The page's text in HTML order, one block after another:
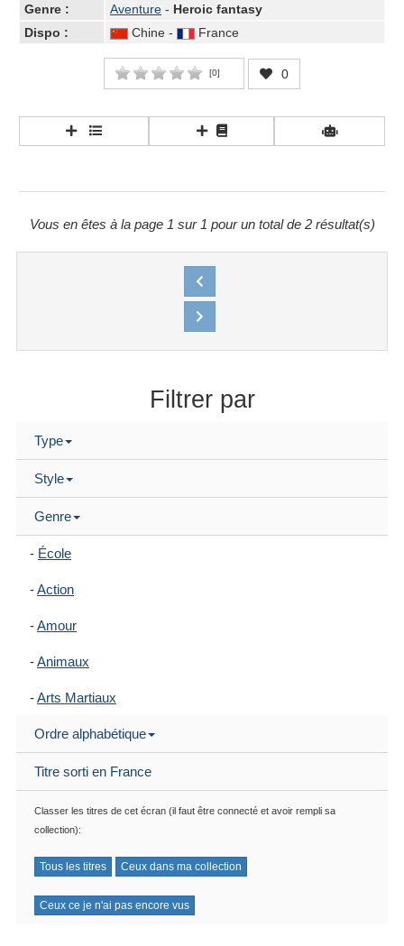
Genre :
Aventure - Heroic fantasy
Dispo :
Chine - France
[0] 0
Vous en êtes à la page 1 sur 1 pour un total de 2 résultat(s)
Filtrer par
Type
Style
Genre
- École
-Action
-Amour
-Animaux
-Arts Martiaux
-Aventure
-Comédie
-Contes
-Ecchi
-Enfants
Ordre alphabétique
Titre sorti en France
Classer les titres de cet écran (il faut être connecté et avoir rempli sa
collection):
Tous les titres Ceux dans ma collection
Ceux ce je n'ai pas encore vus